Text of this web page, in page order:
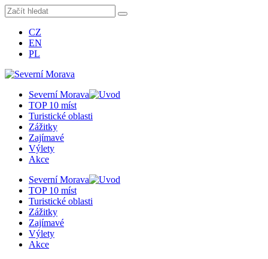
CZ
EN
PL
Severní Morava
TOP 10 míst
Turistické oblasti
Zážitky
Zajímavé
Výlety
Akce
Severní Morava
TOP 10 míst
Turistické oblasti
Zážitky
Zajímavé
Výlety
Akce